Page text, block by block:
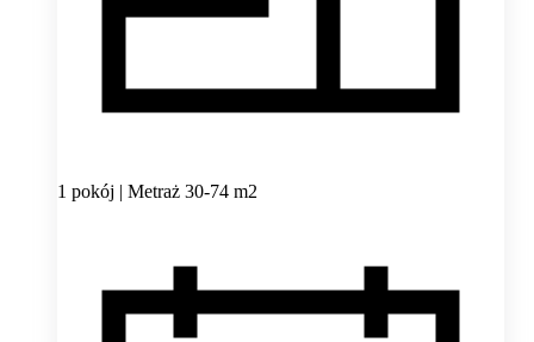
1 pokój | Metraż 30-74 m2